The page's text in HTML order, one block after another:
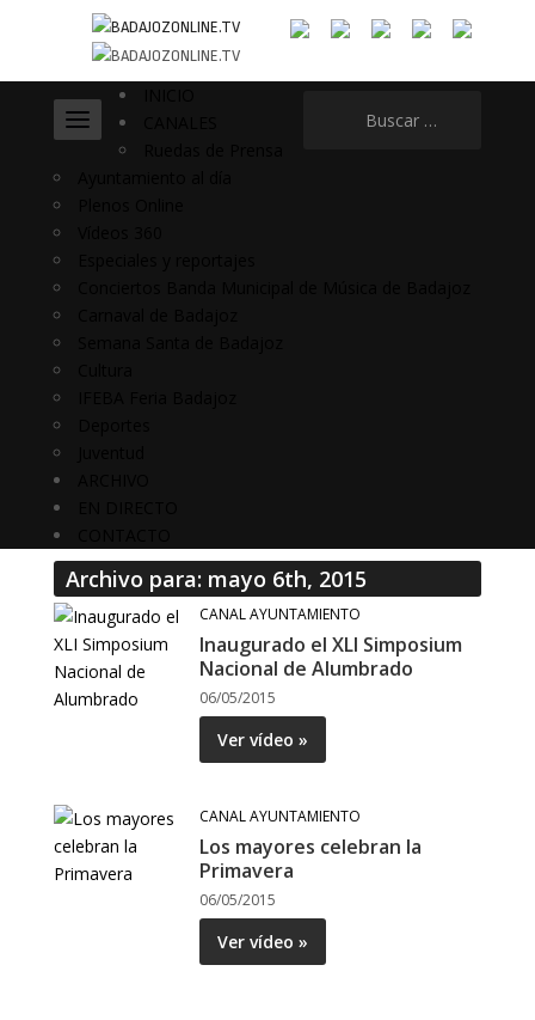
Archivo para: mayo 6th, 2015
CANAL AYUNTAMIENTO
Inaugurado el XLI Simposium
Nacional de Alumbrado
06/05/2015
Ver vídeo »
CANAL AYUNTAMIENTO
Los mayores celebran la
Primavera
06/05/2015
Ver vídeo »